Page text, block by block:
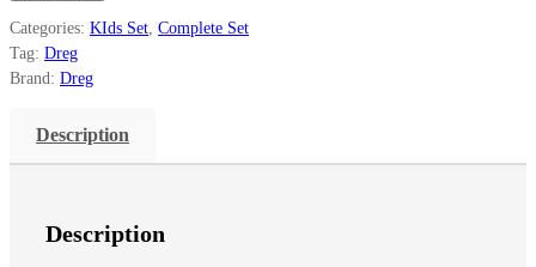
Complete
Set
''Gangster''
7.5
29''
quantity
Categories: KIds Set Complete Set
Tag: Dreg
Brand: Dreg
Description
Description